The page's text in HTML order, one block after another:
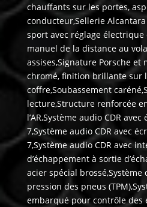
chauffants sur les portes,
conducteur,Sellerie
sport avec réglage
manuel de la distance au
assises,Signature Porsche et
chromé, finition brillante sur
coffre,Soubassement
lecture,Structure renforcée
l’AR,Système audio CDR
7,Système audio CDR avec
7,Système audio CDR avec
d’échappement à sortie
acier spécial brossé,Système
pression des pneus
embarqué pour contrôle des